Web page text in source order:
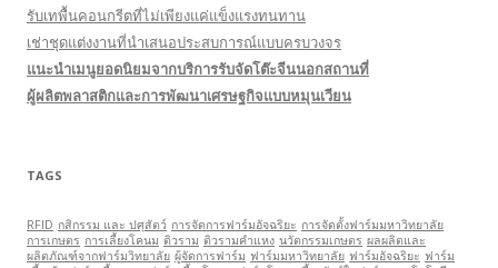
รับเทพื้นคอนกรีตที่ไม่เพียงแค่แข็งแรงทนทาน
เช่าชุดแต่งงานที่นำเสนอประสบการณ์แบบครบวงจร
แนะนำเมนูยอดนิยมจากบริการรับจัดโต๊ะจีนนอกสถานที่
ผู้ผลิตพลาสติกและการพัฒนาเศรษฐกิจแบบหมุนเวียน
TAGS
RFID กสิกรรม และ ปศุสัตว์ การจัดการฟาร์มอัจฉริยะ การจัดตั้งฟาร์มมหาวิทยาลัย
การเกษตร การเลี้ยงโคนม ติวราม ติวรามคำแหง นวัตกรรมเกษตร ผลผลิตและ
ผลิตภัณฑ์จากฟาร์มวิทยาลัย ผู้จัดการฟาร์ม ฟาร์มมหาวิทยาลัย ฟาร์มอัจฉริยะ ฟาร์ม